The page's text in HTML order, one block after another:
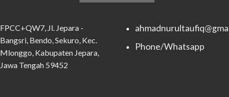
FPCC+QW7, Jl. Jepara -
Bangsri, Bendo, Sekuro, Kec.
Mlonggo, Kabupaten Jepara,
Jawa Tengah 59452
Phone/Whatsapp